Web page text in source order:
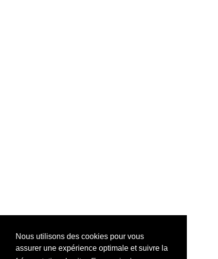
Nous utilisons des cookies pour vous
assurer une expérience optimale et suivre la